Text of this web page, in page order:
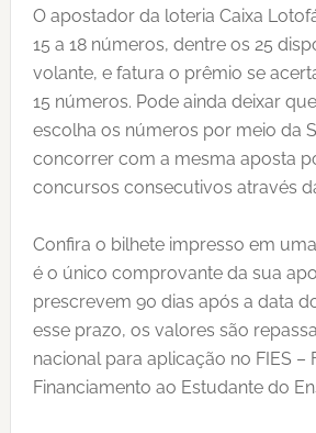
O apostador da loteria Caixa
15 a 18 números, dentre os 25
volante, e fatura o prêmio se
15 números. Pode ainda deixar
escolha os números por meio da
concorrer com a mesma aposta
concursos consecutivos através
Confira o bilhete impresso em
é o único comprovante da sua
prescrevem 90 dias após a data
esse prazo, os valores são
nacional para aplicação no FIES –
Financiamento ao Estudante do